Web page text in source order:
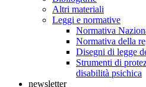
Altri materiali
Leggi e normative
Normativa
Normativa della
Disegni di legge
Strumenti di
disabilità psichica
newsletter